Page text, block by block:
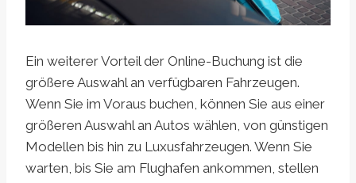
Ein weiterer Vorteil der Online-Buchung ist die
größere Auswahl an verfügbaren Fahrzeugen.
Wenn Sie im Voraus buchen, können Sie aus einer
größeren Auswahl an Autos wählen, von günstigen
Modellen bis hin zu Luxusfahrzeugen. Wenn Sie
warten, bis Sie am Flughafen ankommen, stellen